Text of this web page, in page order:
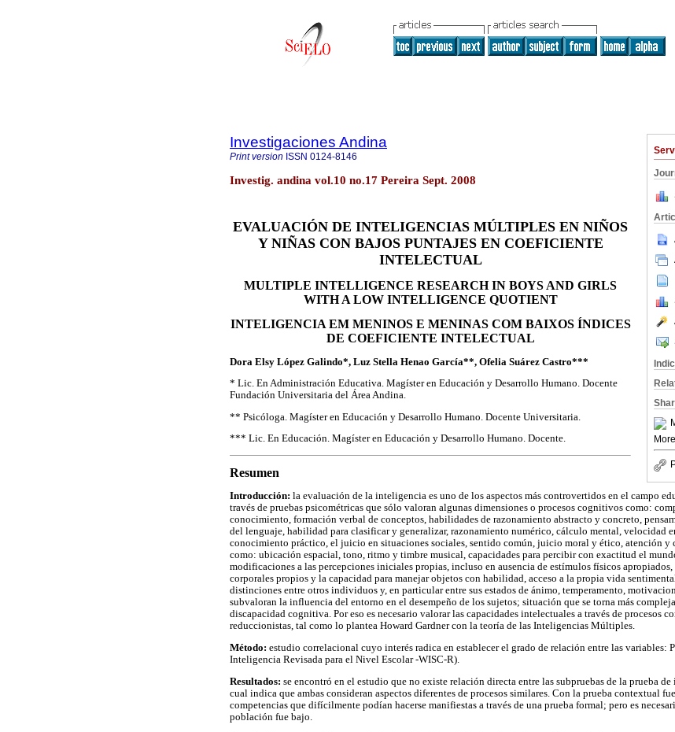
More
Investigaciones Andina
Print version ISSN 0124-8146
Investig. andina vol.10 no.17 Pereira Sept. 2008
EVALUACIÓN DE INTELIGENCIAS MÚLTIPLES EN NIÑOS
Y NIÑAS CON BAJOS PUNTAJES EN COEFICIENTE
INTELECTUAL
MULTIPLE INTELLIGENCE RESEARCH IN BOYS AND GIRLS
WITH A LOW INTELLIGENCE QUOTIENT
INTELIGENCIA EM MENINOS E MENINAS COM BAIXOS ÍNDICES
DE COEFICIENTE INTELECTUAL
Dora Elsy López Galindo*, Luz Stella Henao García**, Ofelia Suárez Castro***
* Lic. En Administración Educativa. Magíster en Educación y Desarrollo Humano. Docente
Fundación Universitaria del Área Andina.
** Psicóloga. Magíster en Educación y Desarrollo Humano. Docente Universitaria.
*** Lic. En Educación. Magíster en Educación y Desarrollo Humano. Docente.
Resumen
Introducción: la evaluación de la inteligencia es uno de los aspectos más controvertidos en el campo
través de pruebas psicométricas que sólo valoran algunas dimensiones o procesos cognitivos como:
conocimiento, formación verbal de conceptos, habilidades de razonamiento abstracto y concreto,
del lenguaje, habilidad para clasificar y generalizar, razonamiento numérico, cálculo mental, velocidad
conocimiento práctico, el juicio en situaciones sociales, sentido común, juicio moral y ético, atención y
como: ubicación espacial, tono, ritmo y timbre musical, capacidades para percibir con exactitud el
modificaciones a las percepciones iniciales propias, incluso en ausencia de estímulos físicos
corporales propios y la capacidad para manejar objetos con habilidad, acceso a la propia vida
distinciones entre otros individuos y, en particular entre sus estados de ánimo, temperamento,
subvaloran la influencia del entorno en el desempeño de los sujetos; situación que se torna más
discapacidad cognitiva. Por eso es necesario valorar las capacidades intelectuales a través de procesos
reduccionistas, tal como lo plantea Howard Gardner con la teoría de las Inteligencias Múltiples.
Método: estudio correlacional cuyo interés radica en establecer el grado de relación entre las variables:
Inteligencia Revisada para el Nivel Escolar -WISC-R).
Resultados: se encontró en el estudio que no existe relación directa entre las subpruebas de la prueba
cual indica que ambas consideran aspectos diferentes de procesos similares. Con la prueba contextual
competencias que difícilmente podían hacerse manifiestas a través de una prueba formal; pero es
población fue bajo.